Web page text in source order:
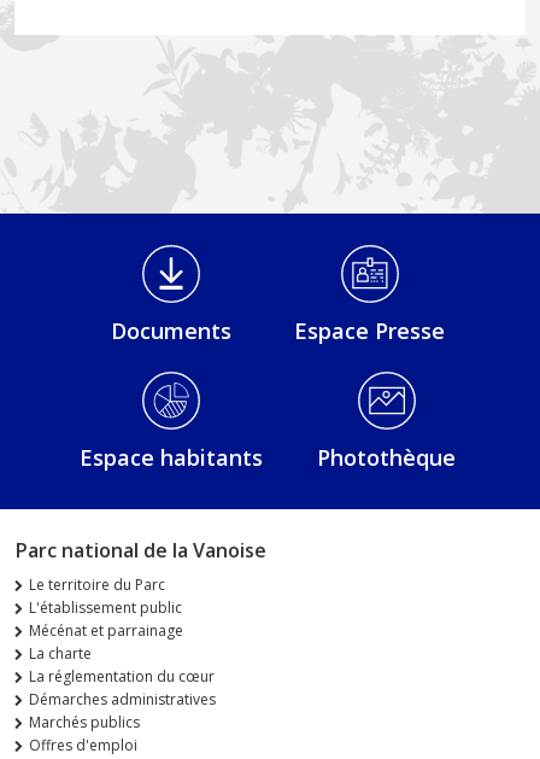
Médiathèque Footer
Documents Espace Presse
Espace habitants Photothèque
Parc national de la Vanoise
Le territoire du Parc
L'établissement public
Mécénat et parrainage
La charte
La réglementation du cœur
Démarches administratives
Marchés publics
Offres d'emploi